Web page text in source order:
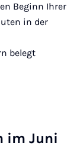
Beginn Ihrer
in der
belegt
im Ju­ni